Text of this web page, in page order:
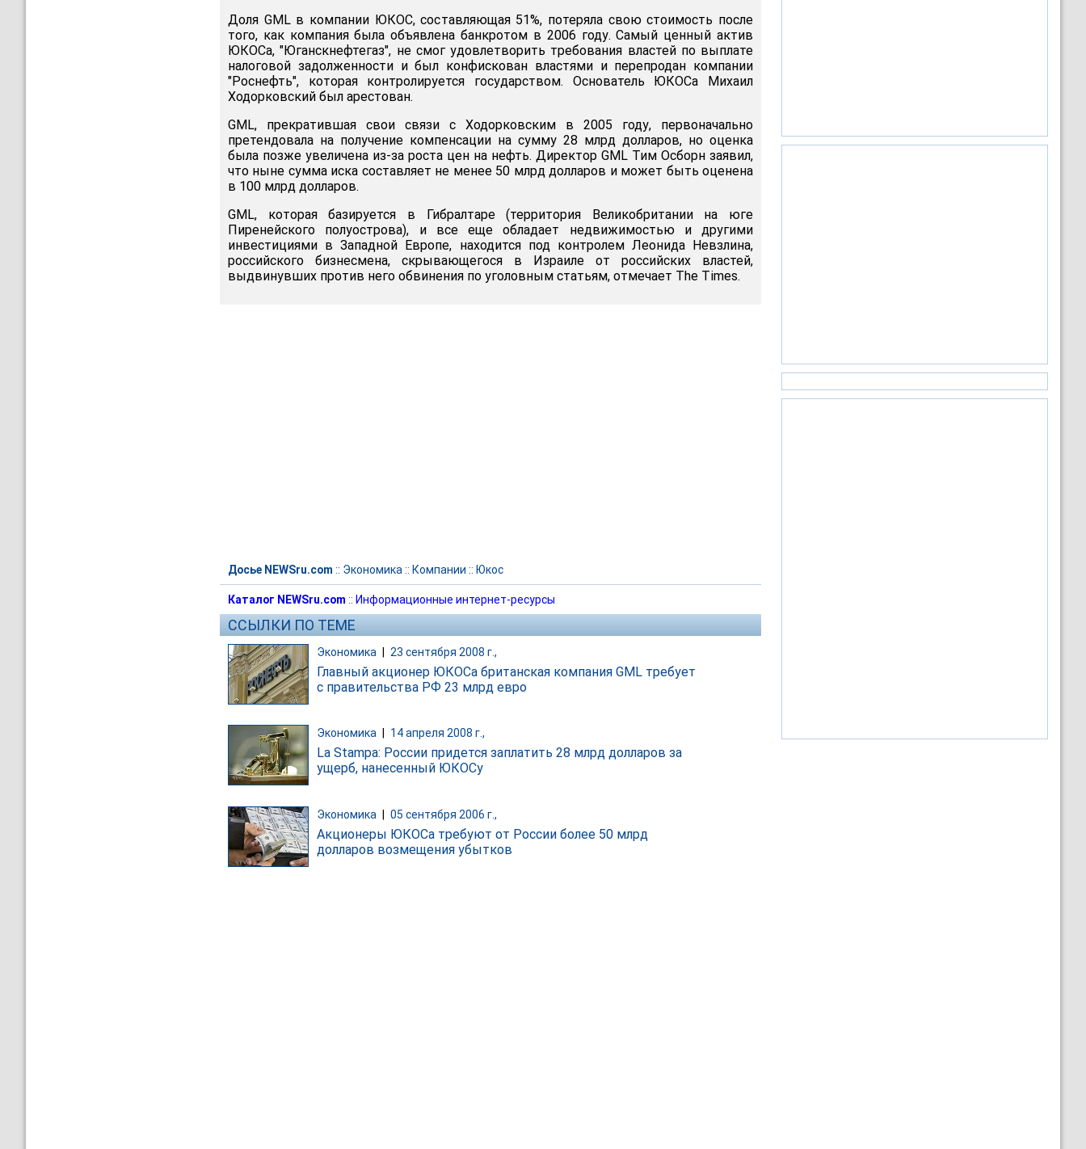
Доля GML в компании ЮКОС, составляющая 51%, потеряла свою стоимость после
того, как компания была объявлена банкротом в 2006 году. Самый ценный актив
ЮКОСа, "Юганскнефтегаз", не смог удовлетворить требования властей по выплате
налоговой задолженности и был конфискован властями и перепродан компании
"Роснефть", которая контролируется государством. Основатель ЮКОСа Михаил
Ходорковский был арестован.
GML, прекратившая свои связи с Ходорковским в 2005 году, первоначально
претендовала на получение компенсации на сумму 28 млрд долларов, но оценка
была позже увеличена из-за роста цен на нефть. Директор GML Тим Осборн заявил,
что ныне сумма иска составляет не менее 50 млрд долларов и может быть оценена
в 100 млрд долларов.
GML, которая базируется в Гибралтаре (территория Великобритании на юге
Пиренейского полуострова), и все еще обладает недвижимостью и другими
инвестициями в Западной Европе, находится под контролем Леонида Невзлина,
российского бизнесмена, скрывающегося в Израиле от российских властей,
выдвинувших против него обвинения по уголовным статьям, отмечает The Times.
Досье NEWSru.com :: Экономика :: Компании :: Юкос
Каталог NEWSru.com :: Информационные интернет-ресурсы
ССЫЛКИ ПО ТЕМЕ
Экономика 23 сентября 2008 г.,
Главный акционер ЮКОСа британская компания GML требует
с правительства РФ 23 млрд евро
Экономика 14 апреля 2008 г.,
La Stampa: России придется заплатить 28 млрд долларов за
ущерб, нанесенный ЮКОСу
Экономика | 05 сентября 2006 г.,
Акционеры ЮКОСа требуют от России более 50 млрд
долларов возмещения убытков